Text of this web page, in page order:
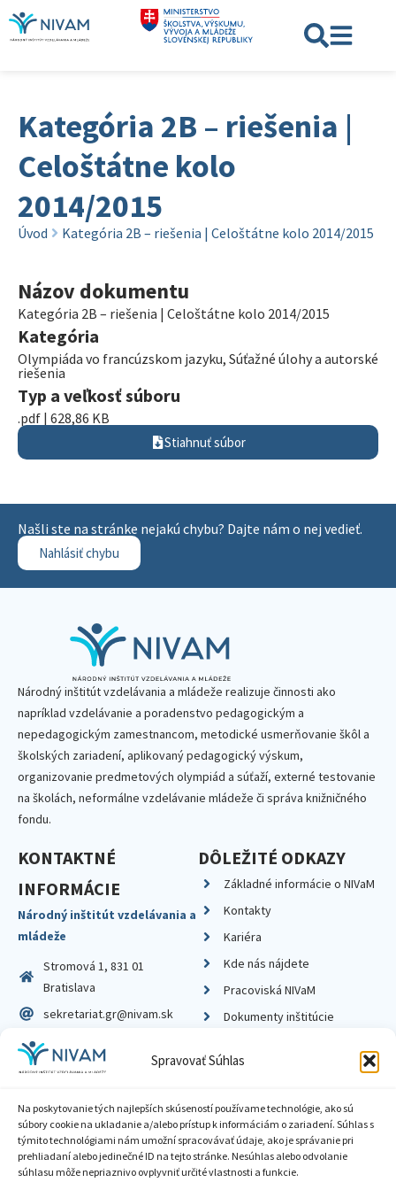
Spravovať Súhlas
Na poskytovanie tých najlepších skúseností používame technológie, ako sú
súbory cookie na ukladanie a/alebo prístup k informáciám o zariadení. Súhlas s
týmito technológiami nám umožní spracovávať údaje, ako je správanie pri
prehliadaní alebo jedinečné ID na tejto stránke. Nesúhlas alebo odvolanie
súhlasu môže nepriaznivo ovplyvniť určité vlastnosti a funkcie.
Kategória 2B – riešenia |
Celoštátne kolo
2014/2015
Úvod Kategória 2B – riešenia | Celoštátne kolo 2014/2015
Názov dokumentu
Kategória 2B – riešenia | Celoštátne kolo 2014/2015
Kategória
Olympiáda vo francúzskom jazyku, Súťažné úlohy a autorské
riešenia
Typ a veľkosť súboru
.pdf | 628,86 KB
Stiahnuť súbor
Našli ste na stránke nejakú chybu? Dajte nám o nej vedieť.
Nahlásiť chybu
Národný inštitút vzdelávania a mládeže realizuje činnosti ako
napríklad vzdelávanie a poradenstvo pedagogickým a
nepedagogickým zamestnancom, metodické usmerňovanie škôl a
školských zariadení, aplikovaný pedagogický výskum,
organizovanie predmetových olympiád a súťaží, externé testovanie
na školách, neformálne vzdelávanie mládeže či správa knižničného
fondu.
KONTAKTNÉ
INFORMÁCIE
Národný inštitút vzdelávania a
mládeže
Stromová 1, 831 01
Bratislava
sekretariat.gr@nivam.sk
IČO: 00164348
DIČ: 2020798714
DÔLEŽITÉ ODKAZY
Základné informácie o NIVaM
Kontakty
Kariéra
Kde nás nájdete
Pracoviská NIVaM
Dokumenty inštitúcie
Zásady ochrany súkromia